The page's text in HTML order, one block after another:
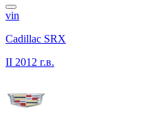
vin
Cadillac SRX
II 2012 г.в.